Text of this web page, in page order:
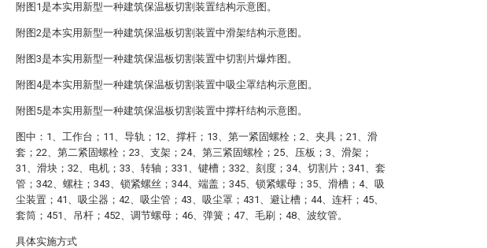
附图1是本实用新型一种建筑保温板切割装置结构示意图。
附图2是本实用新型一种建筑保温板切割装置中滑架结构示意图。
附图3是本实用新型一种建筑保温板切割装置中切割片爆炸图。
附图4是本实用新型一种建筑保温板切割装置中吸尘罩结构示意图。
附图5是本实用新型一种建筑保温板切割装置中撑杆结构示意图。
图中：1、工作台；11、导轨；12、撑杆；13、第一紧固螺栓；2、夹具；21、滑
套；22、第二紧固螺栓；23、支架；24、第三紧固螺栓；25、压板；3、滑架；
31、滑块；32、电机；33、转轴；331、键槽；332、刻度；34、切割片；341、套
管；342、螺柱；343、锁紧螺丝；344、端盖；345、锁紧螺母；35、滑槽；4、吸
尘装置；41、吸尘器；42、吸尘管；43、吸尘罩；431、避让槽；44、连杆；45、
套筒；451、吊杆；452、调节螺母；46、弹簧；47、毛刷；48、波纹管。
具体实施方式